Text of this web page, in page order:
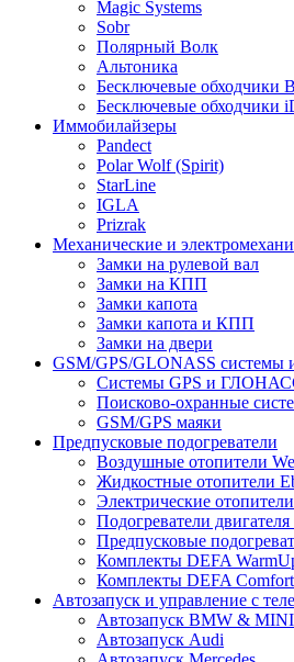
Magic Systems
Sobr
Полярный Волк
Альтоника
Бесключевые обходчики
Бесключевые обходчики
Иммобилайзеры
Pandect
Polar Wolf (Spirit)
StarLine
IGLA
Prizrak
Механические и
Замки на рулевой вал
Замки на КПП
Замки капота
Замки капота и КПП
Замки на двери
GSM/GPS/GLONASS системы
Системы GPS и
Поисково-охранные
GSM/GPS маяки
Предпусковые подогреватели
Воздушные отопители
Жидкостные отопители
Электрические
Подогреватели
Предпусковые
Комплекты DEFA
Комплекты DEFA
Автозапуск и управление с
Автозапуск BMW & MINI
Автозапуск Audi